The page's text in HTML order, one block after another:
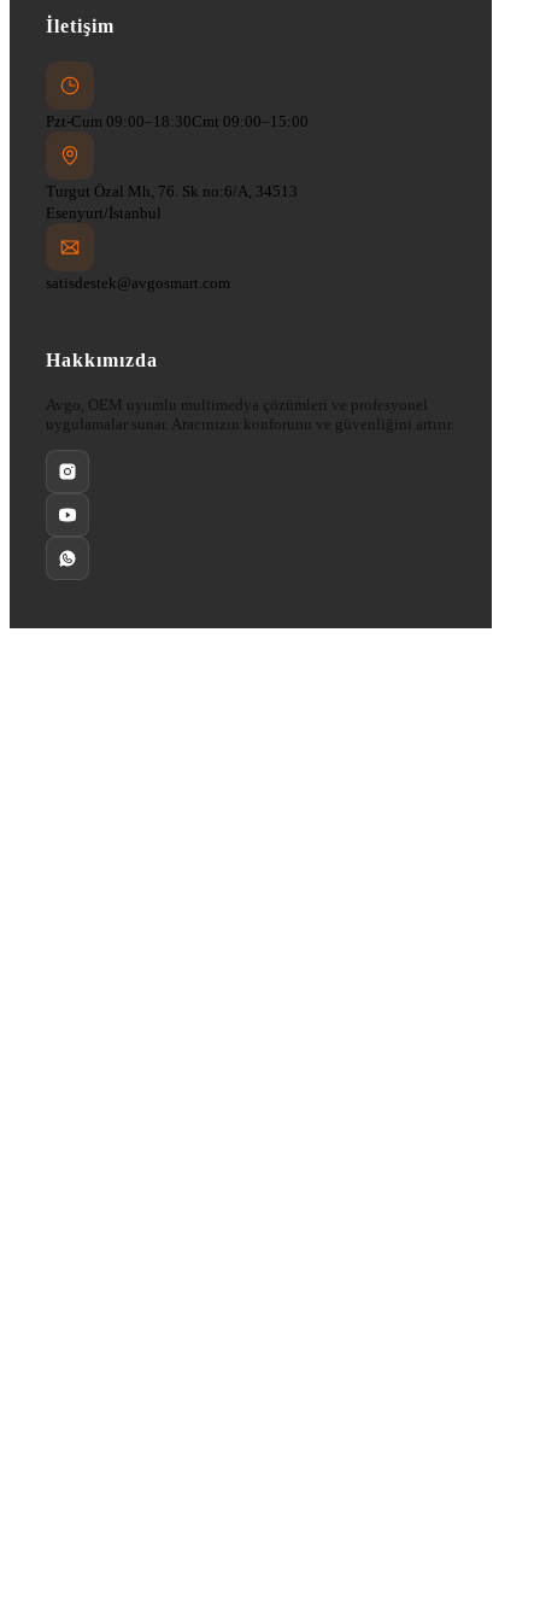
İletişim
Pzt-Cum 09:00–18:30Cmt 09:00–15:00
Turgut Özal Mh, 76. Sk no:6/A, 34513
Esenyurt/İstanbul
satisdestek@avgosmart.com
Hakkımızda
Avgo, OEM uyumlu multimedya çözümleri ve profesyonel
uygulamalar sunar. Aracınızın konforunu ve güvenliğini artırır.